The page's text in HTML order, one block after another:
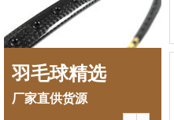
羽毛球精选
厂家直供货源